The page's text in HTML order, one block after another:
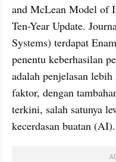
and McLean Model of
Ten-Year Update.
Systems) terdapat
penentu keberhasilan
adalah penjelasan
faktor, dengan
terkini, salah satunya
kecerdasan buatan (AI).